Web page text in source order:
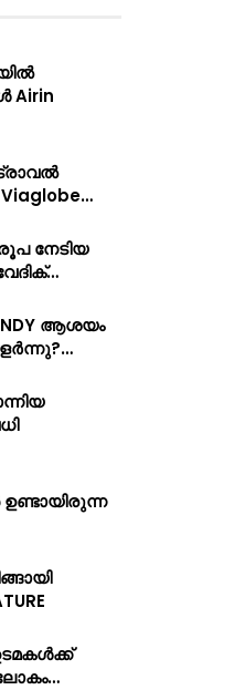
Airin
നേടിയ
ആശയം
ഉണ്ടായിരുന്ന